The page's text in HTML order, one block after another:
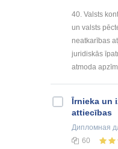
40. Valsts
un valsts
neatkarības
juridiskās
atmoda
Īrnieka un
attiecības
Дипломная
60